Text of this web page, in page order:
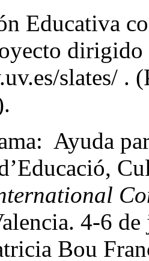
Educativa
slates/ .
Ayuda
4-6
Bou